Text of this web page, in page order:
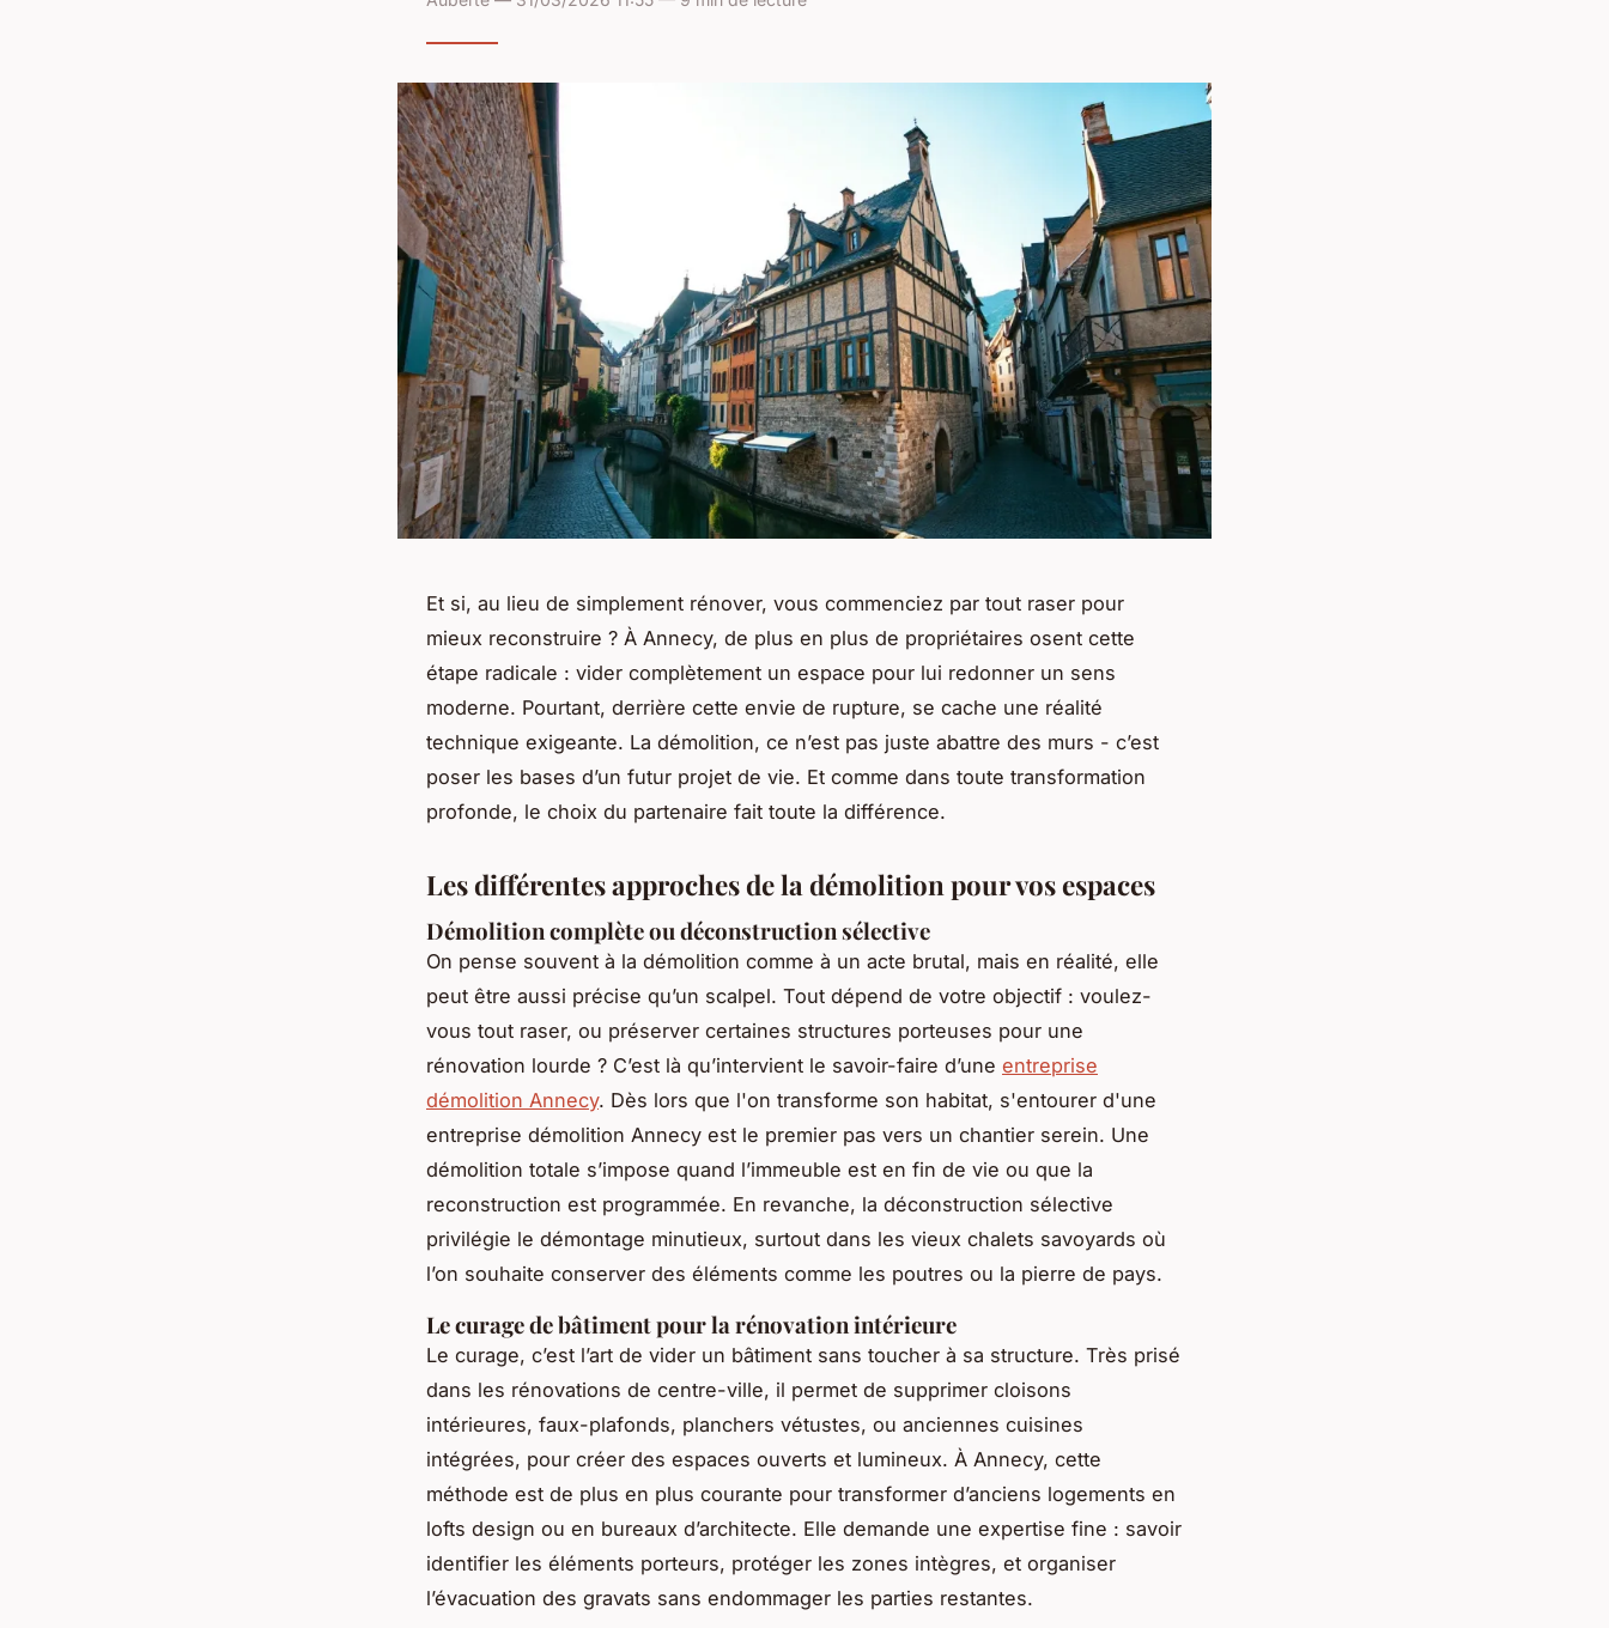
Et si, au lieu de simplement rénover, vous commenciez par tout raser pour
mieux reconstruire ? À Annecy, de plus en plus de propriétaires osent cette
étape radicale : vider complètement un espace pour lui redonner un sens
moderne. Pourtant, derrière cette envie de rupture, se cache une réalité
technique exigeante. La démolition, ce n’est pas juste abattre des murs - c’est
poser les bases d’un futur projet de vie. Et comme dans toute transformation
profonde, le choix du partenaire fait toute la différence.
Les différentes approches de la démolition pour vos espaces
Démolition complète ou déconstruction sélective
On pense souvent à la démolition comme à un acte brutal, mais en réalité, elle
peut être aussi précise qu’un scalpel. Tout dépend de votre objectif : voulez-
vous tout raser, ou préserver certaines structures porteuses pour une
rénovation lourde ? C’est là qu’intervient le savoir-faire d’une entreprise
démolition Annecy. Dès lors que l'on transforme son habitat, s'entourer d'une
entreprise démolition Annecy est le premier pas vers un chantier serein. Une
démolition totale s’impose quand l’immeuble est en fin de vie ou que la
reconstruction est programmée. En revanche, la déconstruction sélective
privilégie le démontage minutieux, surtout dans les vieux chalets savoyards où
l’on souhaite conserver des éléments comme les poutres ou la pierre de pays.
Le curage de bâtiment pour la rénovation intérieure
Le curage, c’est l’art de vider un bâtiment sans toucher à sa structure. Très prisé
dans les rénovations de centre-ville, il permet de supprimer cloisons
intérieures, faux-plafonds, planchers vétustes, ou anciennes cuisines
intégrées, pour créer des espaces ouverts et lumineux. À Annecy, cette
méthode est de plus en plus courante pour transformer d’anciens logements en
lofts design ou en bureaux d’architecte. Elle demande une expertise fine : savoir
identifier les éléments porteurs, protéger les zones intègres, et organiser
l’évacuation des gravats sans endommager les parties restantes.